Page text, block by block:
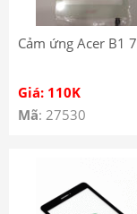
Cảm ứng Acer B1
Giá: 110K
Mã: 27530